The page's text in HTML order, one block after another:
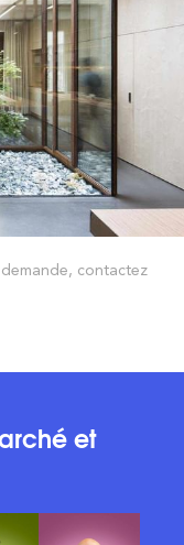
demande, contactez
et